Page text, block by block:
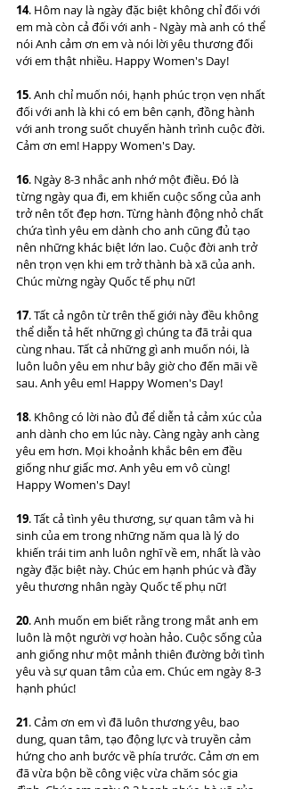
14. Hôm nay là ngày đặc biệt không chỉ đối với
em mà còn cả đối với anh - Ngày mà anh có thể
nói Anh cảm ơn em và nói lời yêu thương đối
với em thật nhiều. Happy Women's Day!
15. Anh chỉ muốn nói, hạnh phúc trọn vẹn nhất
đối với anh là khi có em bên cạnh, đồng hành
với anh trong suốt chuyến hành trình cuộc đời.
Cảm ơn em! Happy Women's Day.
16. Ngày 8-3 nhắc anh nhớ một điều. Đó là
từng ngày qua đi, em khiến cuộc sống của anh
trở nên tốt đẹp hơn. Từng hành động nhỏ chất
chứa tình yêu em dành cho anh cũng đủ tạo
nên những khác biệt lớn lao. Cuộc đời anh trở
nên trọn vẹn khi em trở thành bà xã của anh.
Chúc mừng ngày Quốc tế phụ nữ!
17. Tất cả ngôn từ trên thế giới này đều không
thể diễn tả hết những gì chúng ta đã trải qua
cùng nhau. Tất cả những gì anh muốn nói, là
luôn luôn yêu em như bây giờ cho đến mãi về
sau. Anh yêu em! Happy Women's Day!
18. Không có lời nào đủ để diễn tả cảm xúc của
anh dành cho em lúc này. Càng ngày anh càng
yêu em hơn. Mọi khoảnh khắc bên em đều
giống như giấc mơ. Anh yêu em vô cùng!
Happy Women's Day!
19. Tất cả tình yêu thương, sự quan tâm và hi
sinh của em trong những năm qua là lý do
khiến trái tim anh luôn nghĩ về em, nhất là vào
ngày đặc biệt này. Chúc em hạnh phúc và đầy
yêu thương nhân ngày Quốc tế phụ nữ!
20. Anh muốn em biết rằng trong mắt anh em
luôn là một người vợ hoàn hảo. Cuộc sống của
anh giống như một mảnh thiên đường bởi tình
yêu và sự quan tâm của em. Chúc em ngày 8-3
hạnh phúc!
21. Cảm ơn em vì đã luôn thương yêu, bao
dung, quan tâm, tạo động lực và truyền cảm
hứng cho anh bước về phía trước. Cảm ơn em
đã vừa bộn bề công việc vừa chăm sóc gia